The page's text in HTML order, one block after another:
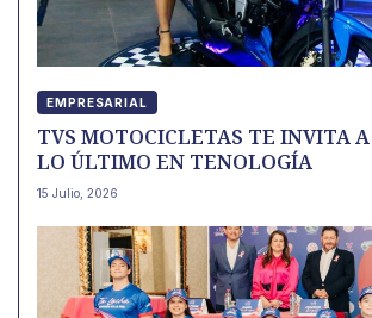
EMPRESARIAL
TVS MOTOCICLETAS TE INVITA A
LO ÚLTIMO EN TENOLOGÍA
15 Julio, 2026